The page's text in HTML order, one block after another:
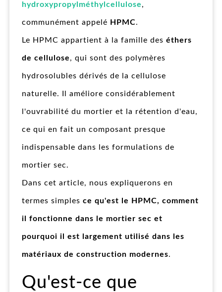
hydroxypropylméthylcellulose,
communément appelé HPMC.
Le HPMC appartient à la famille des éthers
de cellulose, qui sont des polymères
hydrosolubles dérivés de la cellulose
naturelle. Il améliore considérablement
l'ouvrabilité du mortier et la rétention d'eau,
ce qui en fait un composant presque
indispensable dans les formulations de
mortier sec.
Dans cet article, nous expliquerons en
termes simples ce qu'est le HPMC, comment
il fonctionne dans le mortier sec et
pourquoi il est largement utilisé dans les
matériaux de construction modernes.
Qu'est-ce que